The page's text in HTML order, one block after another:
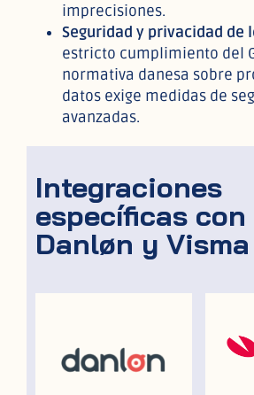
imprecisiones.
Seguridad y privacidad de
estricto cumplimiento del
normativa danesa sobre
datos exige medidas de
avanzadas.
Integraciones
específicas con
Danløn y